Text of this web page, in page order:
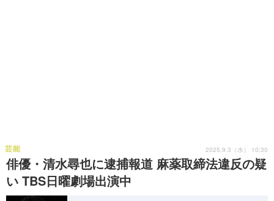
俳優・清水尋也に逮捕報道 麻薬取締法違反の疑
い TBS日曜劇場出演中
芸能 2025.9.3（水） 10:30